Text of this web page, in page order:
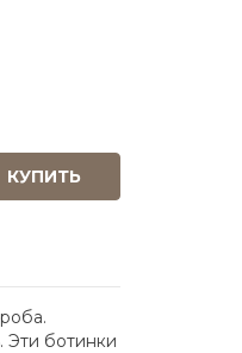
КУПИТЬ
Эти ботинки